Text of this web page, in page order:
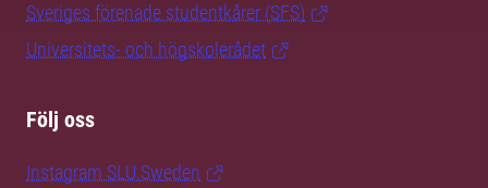
Sveriges förenade studentkårer (SFS)
Universitets- och högskolerådet
Följ oss
Instagram SLU.Sweden